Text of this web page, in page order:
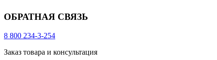
ОБРАТНАЯ СВЯЗЬ
8 800 234-3-254
Заказ товара и консультация